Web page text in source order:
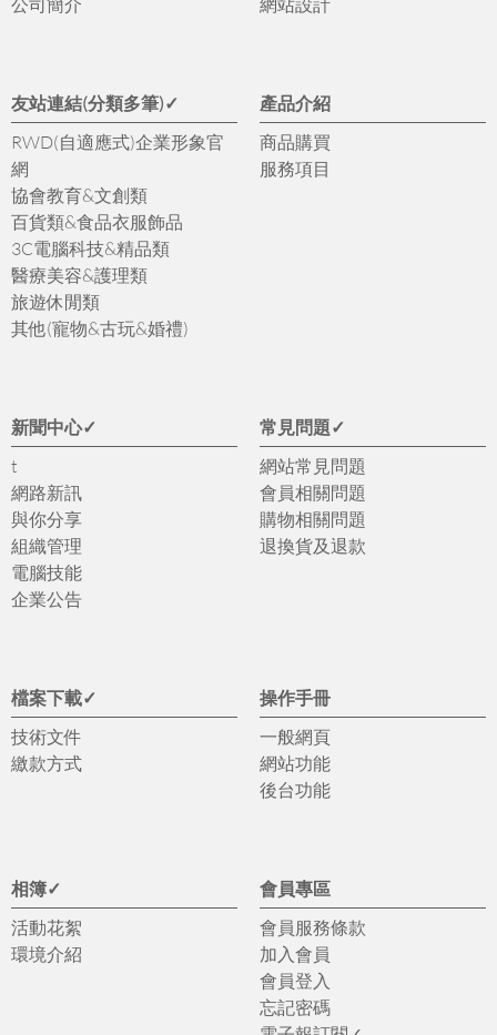
友站連結(分類多筆)✓
RWD(自適應式)企業形象官
網
協會教育&文創類
百貨類&食品衣服飾品
3C電腦科技&精品類
醫療美容&護理類
旅遊休閒類
其他(寵物&古玩&婚禮)
產品介紹
商品購買
服務項目
新聞中心✓
t
網路新訊
與你分享
組織管理
電腦技能
企業公告
常見問題✓
網站常見問題
會員相關問題
購物相關問題
退換貨及退款
檔案下載✓
技術文件
繳款方式
操作手冊
一般網頁
網站功能
後台功能
相簿✓
活動花絮
環境介紹
會員專區
會員服務條款
加入會員
會員登入
忘記密碼